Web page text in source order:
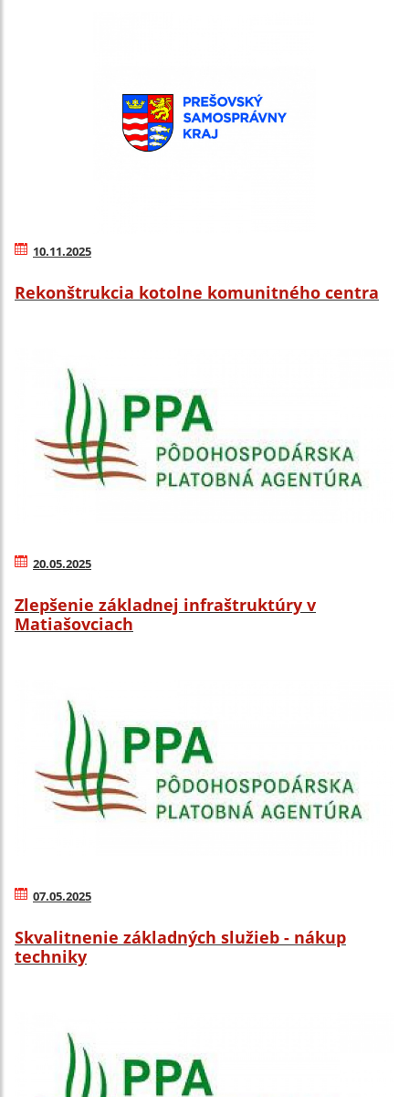
10.11.2025
Rekonštrukcia kotolne komunitného centra
20.05.2025
Zlepšenie základnej infraštruktúry v
Matiašovciach
07.05.2025
Skvalitnenie základných služieb - nákup
techniky